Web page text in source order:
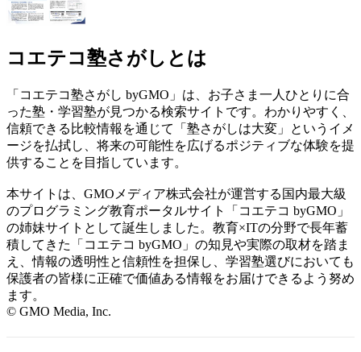
コエテコ塾さがしとは
「コエテコ塾さがし byGMO」は、お子さま一人ひとりに合
った塾・学習塾が見つかる検索サイトです。わかりやすく、
信頼できる比較情報を通じて「塾さがしは大変」というイメ
ージを払拭し、将来の可能性を広げるポジティブな体験を提
供することを目指しています。
本サイトは、GMOメディア株式会社が運営する国内最大級
のプログラミング教育ポータルサイト「コエテコ byGMO」
の姉妹サイトとして誕生しました。教育×ITの分野で長年蓄
積してきた「コエテコ byGMO」の知見や実際の取材を踏ま
え、情報の透明性と信頼性を担保し、学習塾選びにおいても
保護者の皆様に正確で価値ある情報をお届けできるよう努め
ます。
© GMO Media, Inc.